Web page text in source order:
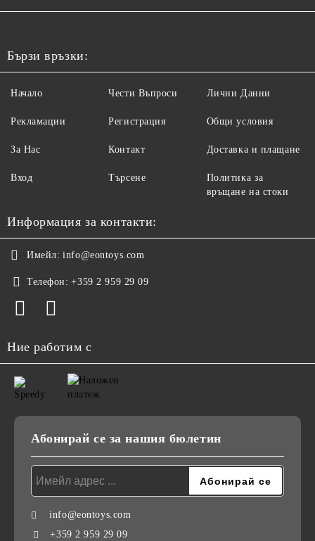
Бързи връзки:
Начало
Рекламации
За Нас
Вход
Чести Въпроси
Регистрация
Контакт
Търсене
Лични Данни
Общи условия
Доставка и плащане
Политика за
връщане на стоки
Информация за контакти:
Имейл: info@eontoys.com
Телефон: +359 2 959 29 09
Ние работим с
Абонирай се за нашия бюлетин
info@eontoys.com
+359 2 959 29 09